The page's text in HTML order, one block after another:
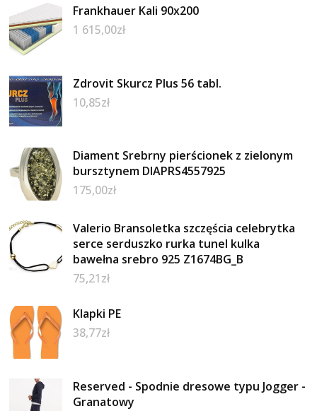
Frankhauer Kali 90x200
1 615,00zł
Zdrovit Skurcz Plus 56 tabl.
10,85zł
Diament Srebrny pierścionek z zielonym
bursztynem DIAPRS4557925
175,00zł
Valerio Bransoletka szczęścia celebrytka
serce serduszko rurka tunel kulka
bawełna srebro 925 Z1674BG_B
75,21zł
Klapki PE
38,77zł
Reserved - Spodnie dresowe typu Jogger -
Granatowy